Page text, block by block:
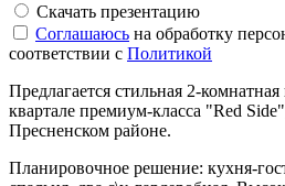
Скачать презентацию
Соглашаюсь на обработку
соответствии с Политикой
Предлагается стильная 2-
квартале премиум-класса "Red
Пресненском районе.
Планировочное решение: кухня-